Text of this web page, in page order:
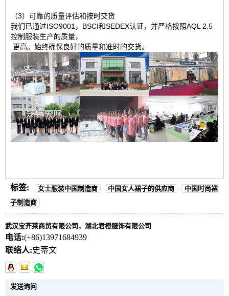
（3）可靠的质量评估和按时交货
我们已通过ISO9001，BSCI和SEDEX认证，并严格按照AQL 2.5
控制服装生产的质量，
更高。始终确保良好的质量和准时的交货。
标签: 女士服装中国制造商 中国女人裙子的供应商
中国时尚裙
子制造商
武汉宝齐莱商贸有限公司，湖北君橙服饰有限公司
电话:(+86)13971684939
联络人:史蒂文
发送询问